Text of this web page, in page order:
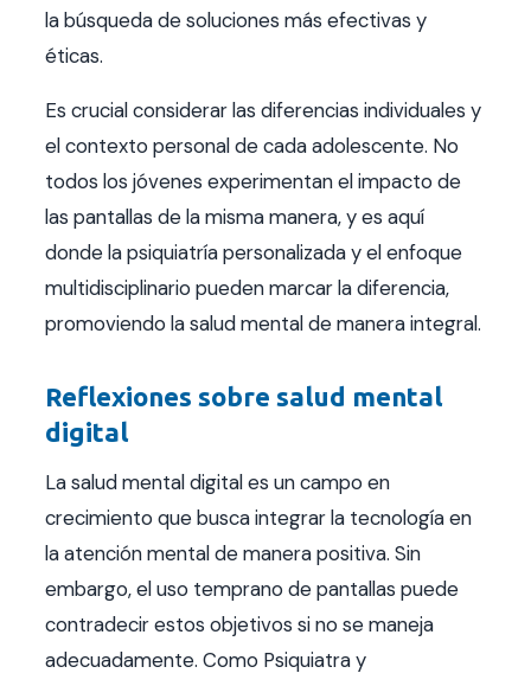
la búsqueda de soluciones más efectivas y
éticas.
Es crucial considerar las diferencias individuales y
el contexto personal de cada adolescente. No
todos los jóvenes experimentan el impacto de
las pantallas de la misma manera, y es aquí
donde la psiquiatría personalizada y el enfoque
multidisciplinario pueden marcar la diferencia,
promoviendo la salud mental de manera integral.
Reflexiones sobre salud mental
digital
La salud mental digital es un campo en
crecimiento que busca integrar la tecnología en
la atención mental de manera positiva. Sin
embargo, el uso temprano de pantallas puede
contradecir estos objetivos si no se maneja
adecuadamente. Como Psiquiatra y